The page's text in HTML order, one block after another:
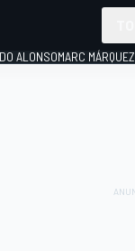
ALONSOMARC MÁRQUEZ